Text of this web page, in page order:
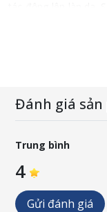
Water, Glycerin,
Extract,
Quy cách: 100ml/ lọ
Đánh giá sản
Trung bình
4
Gửi đánh giá